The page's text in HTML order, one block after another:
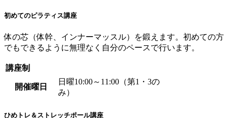
初めてのピラティス講座
体の芯（体幹、インナーマッスル）を鍛えます。初めての方
でもできるように無理なく自分のペースで行います。
講座制
開催曜日
日曜10:00～11:00（第1・3の
み）
ひめトレ＆ストレッチポール講座